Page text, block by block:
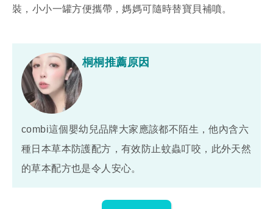
裝，小小一罐方便攜帶，媽媽可隨時替寶貝補噴。
桐桐推薦原因
combi這個嬰幼兒品牌大家應該都不陌生，他內含六
種日本草本防護配方，有效防止蚊蟲叮咬，此外天然
的草本配方也是令人安心。